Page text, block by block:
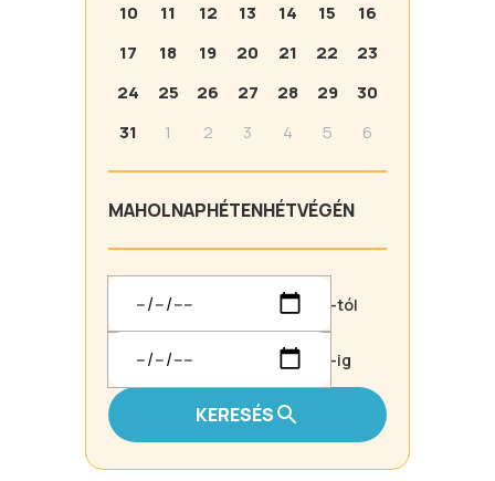
10
11 12 13 14 15
16
17
18 19 20 21 22
23
24
25 26 27 28 29
30
31
1 2 3 4 5 6
MAHOLNAPHÉTENHÉTVÉGÉN
-tól
-ig
KERESÉS